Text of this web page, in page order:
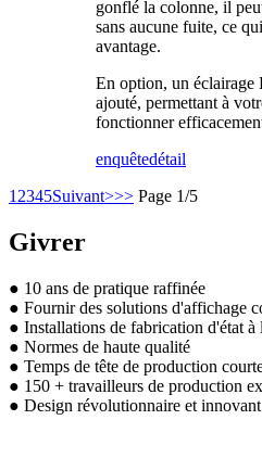
gonflé la colonne, il
sans aucune fuite, ce
avantage.
En option, un éclairage
ajouté, permettant à
fonctionner
enquêtedétail
1 2345Suivant>>> Page 1/5
Givrer
● 10 ans de pratique raffinée
● Fournir des solutions d'affichage
● Installations de fabrication d'état à
● Normes de haute qualité
● Temps de tête de production
● 150 + travailleurs de production
● Design révolutionnaire et innovant